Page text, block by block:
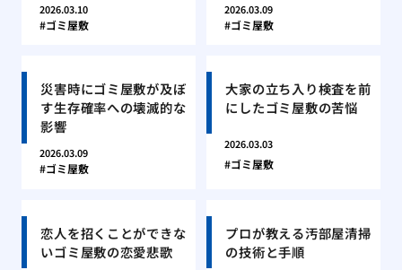
2026.03.10
ゴミ屋敷
2026.03.09
ゴミ屋敷
災害時にゴミ屋敷が及ぼ
す生存確率への壊滅的な
影響
2026.03.09
ゴミ屋敷
大家の立ち入り検査を前
にしたゴミ屋敷の苦悩
2026.03.03
ゴミ屋敷
恋人を招くことができな
いゴミ屋敷の恋愛悲歌
プロが教える汚部屋清掃
の技術と手順